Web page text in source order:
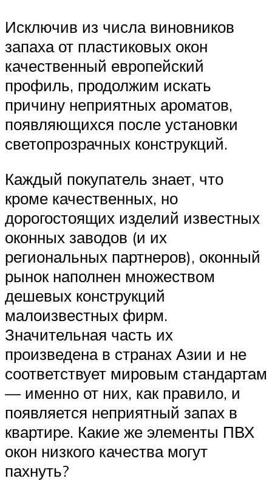
Исключив из числа виновников
запаха от пластиковых окон
качественный европейский
профиль, продолжим искать
причину неприятных ароматов,
появляющихся после установки
светопрозрачных конструкций.
Каждый покупатель знает, что
кроме качественных, но
дорогостоящих изделий известных
оконных заводов (и их
региональных партнеров), оконный
рынок наполнен множеством
дешевых конструкций
малоизвестных фирм.
Значительная часть их
произведена в странах Азии и не
соответствует мировым стандартам
— именно от них, как правило, и
появляется неприятный запах в
квартире. Какие же элементы ПВХ
окон низкого качества могут
пахнуть?